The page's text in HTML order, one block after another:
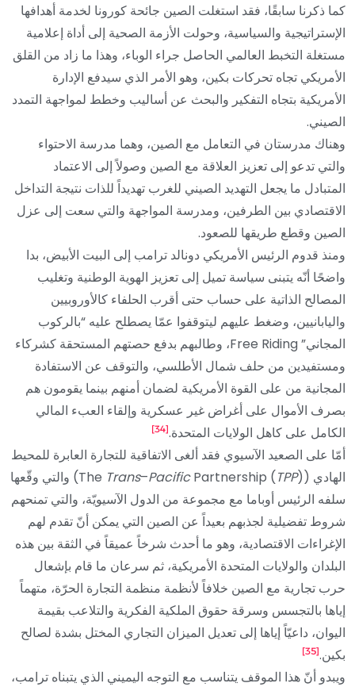
كما ذكرنا سابقًا، فقد استغلت الصين جائحة كورونا لخدمة أهدافها
الإستراتيجية والسياسية، وحولت الأزمة الصحية إلى أداة إعلامية
مستغلة التخبط العالمي الحاصل جراء الوباء، وهذا ما زاد من القلق
الأمريكي تجاه تحركات بكين، وهو الأمر الذي سيدفع الإدارة
الأمريكية بتجاه التفكير والبحث عن أساليب وخطط لمواجهة التمدد
الصيني.
وهناك مدرستان في التعامل مع الصين، وهما مدرسة الاحتواء
والتي تدعو إلى تعزيز العلاقة مع الصين وصولاً إلى الاعتماد
المتبادل ما يجعل التهديد الصيني للغرب تهديداً للذات نتيجة التداخل
الاقتصادي بين الطرفين، ومدرسة المواجهة والتي سعت إلى عزل
الصين وقطع طريقها للصعود.
ومنذ قدوم الرئيس الأمريكي دونالد ترامب إلى البيت الأبيض، بدا
واضحًا أنّه يتبنى سياسة تميل إلى تعزيز الهوية الوطنية وتغليب
المصالح الذاتية على حساب حتى أقرب الحلفاء كالأوروبيين
واليابانيين، وضغط عليهم ليتوقفوا عمّا يصطلح عليه “بالركوب
المجاني” Free Riding، وطالبهم بدفع حصتهم المستحقة كشركاء
ومستفيدين من حلف شمال الأطلسي، والتوقف عن الاستفادة
المجانية من على القوة الأمريكية لضمان أمنهم بينما يقومون هم
بصرف الأموال على أغراض غير عسكرية وإلقاء العبء المالي
الكامل على كاهل الولايات المتحدة.[34]
أمّا على الصعيد الآسيوي فقد ألغى الاتفاقية للتجارة العابرة للمحيط
الهادي (The
Trans–PacificPartnership (TPP
)) والتي وقّعها
سلفه الرئيس أوباما مع مجموعة من الدول الآسيويّة، والتي تمنحهم
شروط تفضيلية لجذبهم بعيداً عن الصين التي يمكن أنّ تقدم لهم
الإغراءات الاقتصادية، وهو ما أحدث شرخاً عميقاً في الثقة بين هذه
البلدان والولايات المتحدة الأمريكية، ثم سرعان ما قام بإشعال
حرب تجارية مع الصين خلافاً لأنظمة منظمة التجارة الحرّة، متهماً
إياها بالتجسس وسرقة حقوق الملكية الفكرية والتلاعب بقيمة
اليوان، داعيّاً إياها إلى تعديل الميزان التجاري المختل بشدة لصالح
بكين.[35]
ويبدو أنّ هذا الموقف يتناسب مع التوجه اليميني الذي يتبناه ترامب،